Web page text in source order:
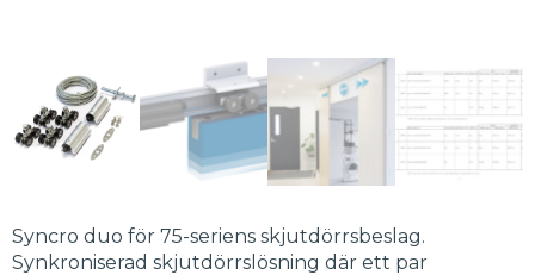
Syncro duo för 75-seriens skjutdörrsbeslag.
Synkroniserad skjutdörrslösning där ett par